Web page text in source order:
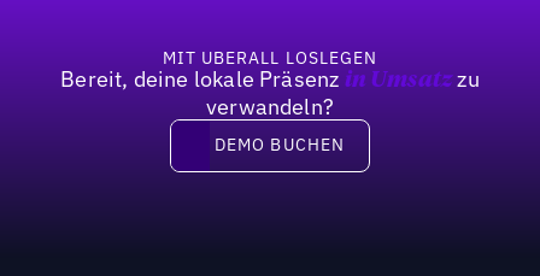
MIT UBERALL LOSLEGEN
Bereit, deine lokale Präsenz in Umsatzzu
verwandeln?
DEMO BUCHEN
DEMO BUCHEN